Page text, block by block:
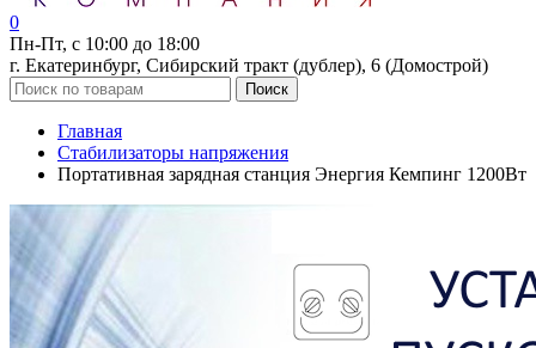
0
Пн-Пт, с 10:00 до 18:00
г. Екатеринбург, Сибирский тракт (дублер), 6 (Домострой)
Поиск
Главная
Стабилизаторы напряжения
Портативная зарядная станция Энергия Кемпинг 1200Вт